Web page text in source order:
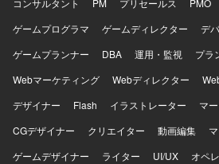
コンサルタント
PM プリセールス PMO
ゲームプログラマ
ゲームディレクター
デ
ゲームプランナー
DBA 運用・監視 プラ
Webマーケティング
Webディレクター
デザイナー
Flash イラストレーター マ
CGデザイナー
クリエイター 動画編集
ゲームデザイナー
ライター UI/UX オペ